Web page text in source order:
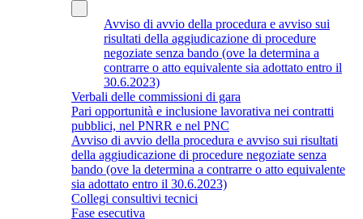
Avviso di avvio della procedura e avviso sui
risultati della aggiudicazione di procedure
negoziate senza bando (ove la determina a
contrarre o atto equivalente sia adottato entro il
30.6.2023)
Verbali delle commissioni di gara
Pari opportunità e inclusione lavorativa nei contratti
pubblici, nel PNRR e nel PNC
Avviso di avvio della procedura e avviso sui risultati
della aggiudicazione di procedure negoziate senza
bando (ove la determina a contrarre o atto equivalente
sia adottato entro il 30.6.2023)
Collegi consultivi tecnici
Fase esecutiva